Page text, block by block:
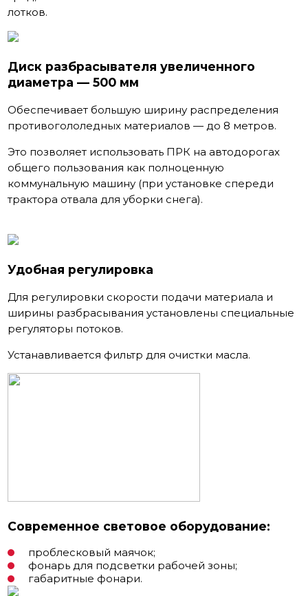
лотков.
Диск разбрасывателя увеличенного
диаметра — 500 мм
Обеспечивает большую ширину распределения
противогололедных материалов — до 8 метров.
Это позволяет использовать ПРК на автодорогах
общего пользования как полноценную
коммунальную машину (при установке спереди
трактора отвала для уборки снега).
Удобная регулировка
Для регулировки скорости подачи материала и
ширины разбрасывания установлены специальные
регуляторы потоков.
Устанавливается фильтр для очистки масла.
Современное световое оборудование:
проблесковый маячок;
фонарь для подсветки рабочей зоны;
габаритные фонари.